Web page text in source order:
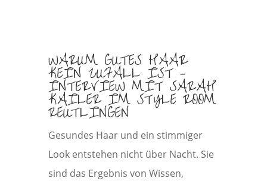
WARUM GUTES HAAR
KEIN ZUFALL IST –
INTERVIEW MIT SARAH
KAILER IM STYLE ROOM
REUTLINGEN
Gesundes Haar und ein stimmiger
Look entstehen nicht über Nacht. Sie
sind das Ergebnis von Wissen,